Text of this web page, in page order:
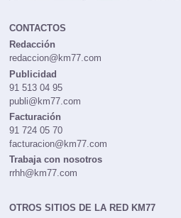
CONTACTOS
Redacción
redaccion@km77.com
Publicidad
91 513 04 95
publi@km77.com
Facturación
91 724 05 70
facturacion@km77.com
Trabaja con nosotros
rrhh@km77.com
OTROS SITIOS DE LA RED KM77